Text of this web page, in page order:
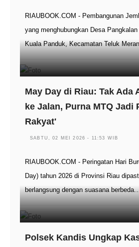
RIAUBOOK.COM - Pembangunan
yang menghubungkan Desa
Kuala Panduk, Kecamatan Teluk
May Day di Riau: Tak Ada
ke Jalan, Purna MTQ Jadi
Rakyat'
SABTU, 02 MEI 2026 - 11:53 WIB
RIAUBOOK.COM - Peringatan Hari
Day) tahun 2026 di Provinsi Riau
berlangsung dengan suasana
Polsek Kandis Ungkap